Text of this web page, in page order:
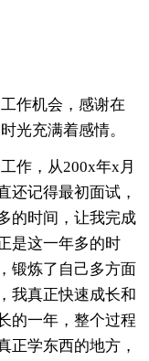
作机会，感谢在
光充满着感情。
作，从200x年x月
还记得最初面试，
的时间，让我完成
是这一年多的时
锻炼了自己多方面
我真正快速成长和
的一年，整个过程
正学东西的地方，